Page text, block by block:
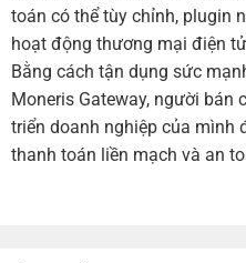
toán có thể tùy chỉnh, plugin
hoạt động thương mại điện
Bằng cách tận dụng sức
Moneris Gateway, người bán
triển doanh nghiệp của mình
thanh toán liền mạch và an